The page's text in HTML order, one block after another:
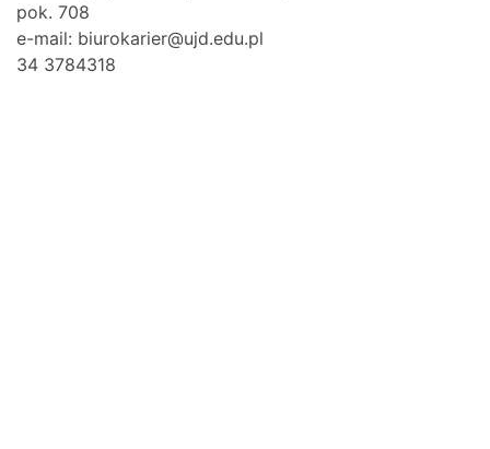
pok. 708
e-mail: biurokarier@ujd.edu.pl
34 3784318